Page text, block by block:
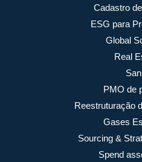
Cadastro
ESG para
Global
Real
PMO de
Reestruturação
Gases
Sourcing &
Spend